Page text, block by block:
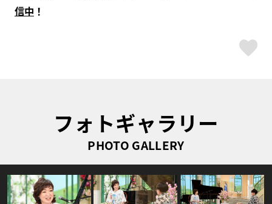
信中 ！
フォトギャラリー
PHOTO GALLERY